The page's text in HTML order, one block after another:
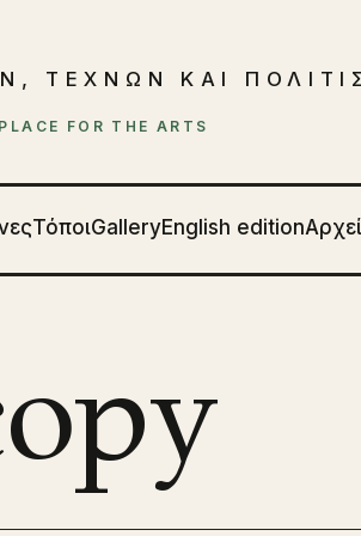
ΤΕΧΝΩΝ ΚΑΙ
FOR THE ARTS
ΤόποιGalleryEnglish edition